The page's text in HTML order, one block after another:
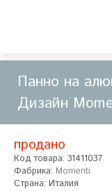
Панно на
Дизайн
продано
Код товара: 31411037
Фабрика: Momenti
Страна: Италия